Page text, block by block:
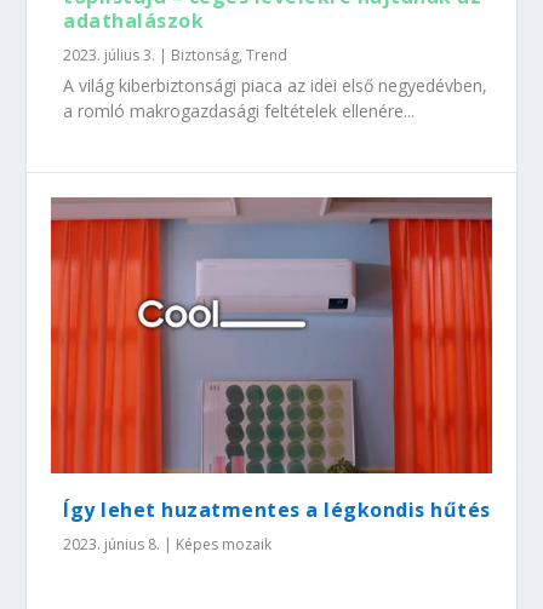
adathalászok
2023. július 3. | Biztonság,Trend
A világ kiberbiztonsági piaca az idei első negyedévben,
a romló makrogazdasági feltételek ellenére...
Így lehet huzatmentes a légkondis hűtés
2023. június 8. | Képes mozaik